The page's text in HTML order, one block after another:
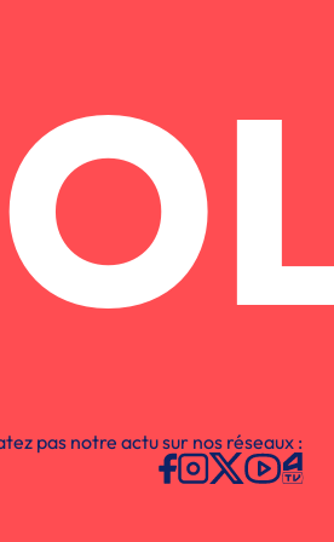
pas notre actu sur nos réseaux :